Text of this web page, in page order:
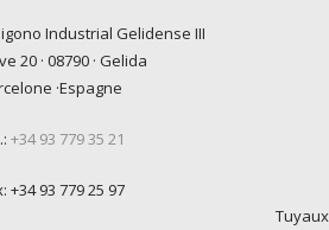
Industrial Gelidense III
20 · 08790 · Gelida
·Espagne
+34 93 779 35 21
+34 93 779 25 97